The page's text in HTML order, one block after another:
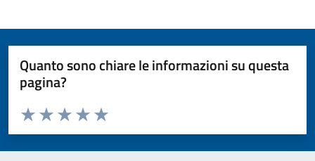
Quanto sono chiare le informazioni su questa
pagina?
Valuta da 1 a 5 stelle la pagina
Valuta 5 stelle su 5
Valuta 4 stelle su 5
Valuta 3 stelle su 5
Valuta 2 stelle su 5
Valuta 1 stelle su 5